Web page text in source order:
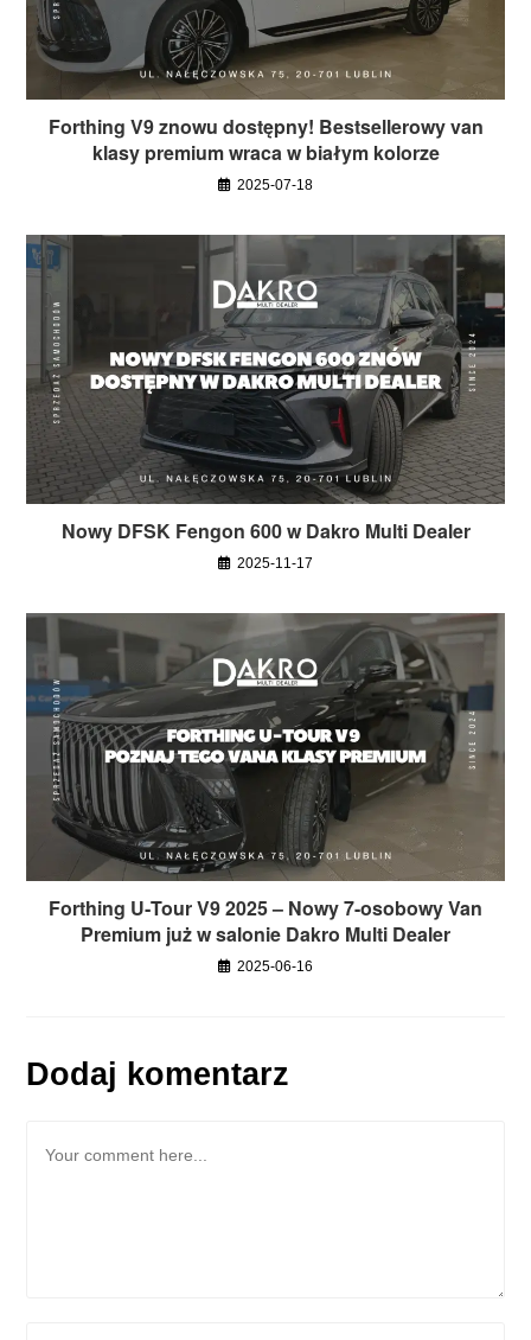
Forthing V9 znowu dostępny! Bestsellerowy van
klasy premium wraca w białym kolorze
2025-07-18
Nowy DFSK Fengon 600 w Dakro Multi Dealer
2025-11-17
Forthing U‑Tour V9 2025 – Nowy 7-osobowy Van
Premium już w salonie Dakro Multi Dealer
2025-06-16
Dodaj komentarz